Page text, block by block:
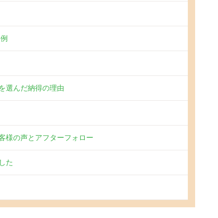
選んだ納得の理由
様の声とアフターフォロー
た